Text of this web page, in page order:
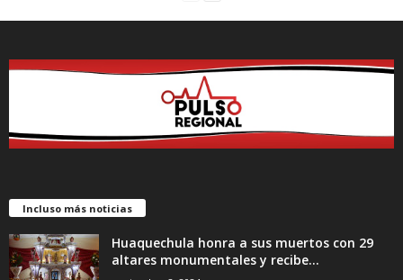
Incluso más noticias
Huaquechula honra a sus muertos con 29
altares monumentales y recibe...